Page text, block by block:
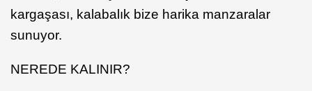
kargaşası, kalabalık bize harika manzaralar
sunuyor.
NEREDE KALINIR?